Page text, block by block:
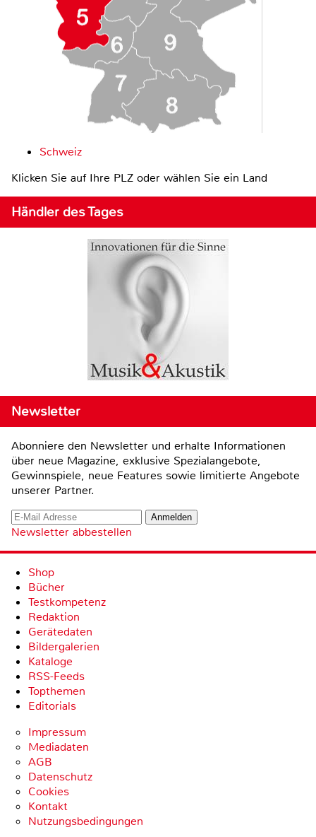
Schweiz
Klicken Sie auf Ihre PLZ oder wählen Sie ein Land
Händler des Tages
Newsletter
Abonniere den Newsletter und erhalte Informationen
über neue Magazine, exklusive Spezialangebote,
Gewinnspiele, neue Features sowie limitierte Angebote
unserer Partner.
Newsletter abbestellen
Shop
Bücher
Testkompetenz
Redaktion
Gerätedaten
Bildergalerien
Kataloge
RSS-Feeds
Topthemen
Editorials
Impressum
Mediadaten
AGB
Datenschutz
Cookies
Kontakt
Nutzungsbedingungen